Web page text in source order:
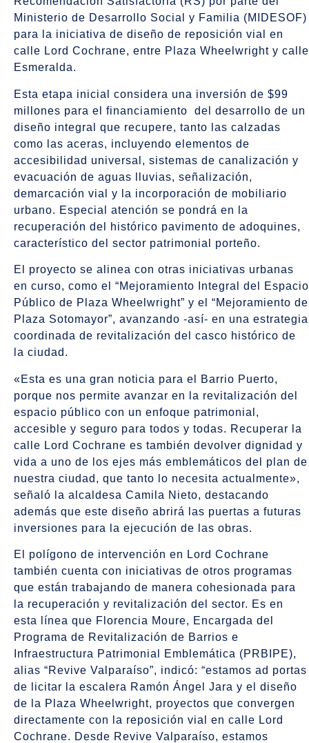
Ministerio de Desarrollo Social y Familia (MIDESOF)
para la iniciativa de diseño de reposición vial en
calle Lord Cochrane, entre Plaza Wheelwright y calle
Esmeralda.
Esta etapa inicial considera una inversión de $99
millones para el financiamiento del desarrollo de un
diseño integral que recupere, tanto las calzadas
como las aceras, incluyendo elementos de
accesibilidad universal, sistemas de canalización y
evacuación de aguas lluvias, señalización,
demarcación vial y la incorporación de mobiliario
urbano. Especial atención se pondrá en la
recuperación del histórico pavimento de adoquines,
característico del sector patrimonial porteño.
El proyecto se alinea con otras iniciativas urbanas
en curso, como el “Mejoramiento Integral del Espacio
Público de Plaza Wheelwright” y el “Mejoramiento de
Plaza Sotomayor”, avanzando -así- en una estrategia
coordinada de revitalización del casco histórico de
la ciudad.
«Esta es una gran noticia para el Barrio Puerto,
porque nos permite avanzar en la revitalización del
espacio público con un enfoque patrimonial,
accesible y seguro para todos y todas. Recuperar la
calle Lord Cochrane es también devolver dignidad y
vida a uno de los ejes más emblemáticos del plan de
nuestra ciudad, que tanto lo necesita actualmente»,
señaló la alcaldesa Camila Nieto, destacando
además que este diseño abrirá las puertas a futuras
inversiones para la ejecución de las obras.
El polígono de intervención en Lord Cochrane
también cuenta con iniciativas de otros programas
que están trabajando de manera cohesionada para
la recuperación y revitalización del sector. Es en
esta línea que Florencia Moure, Encargada del
Programa de Revitalización de Barrios e
Infraestructura Patrimonial Emblemática (PRBIPE),
alias “Revive Valparaíso”, indicó: “estamos ad portas
de licitar la escalera Ramón Ángel Jara y el diseño
de la Plaza Wheelwright, proyectos que convergen
directamente con la reposición vial en calle Lord
Cochrane. Desde Revive Valparaíso, estamos